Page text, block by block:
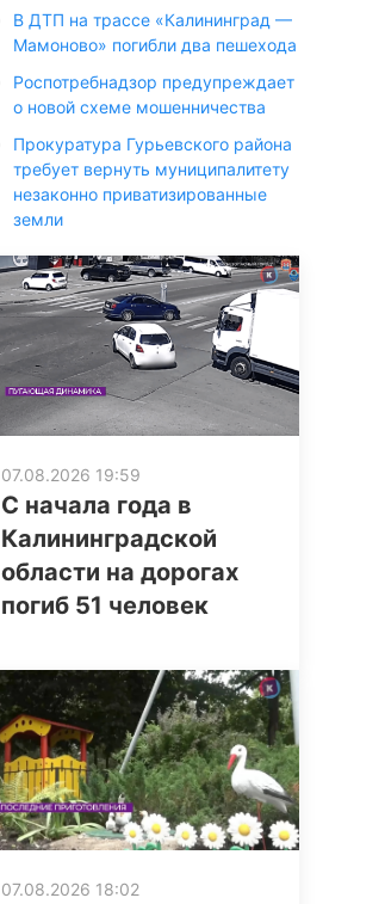
В ДТП на трассе «Калининград —
Мамоново» погибли два пешехода
Роспотребнадзор предупреждает
о новой схеме мошенничества
Прокуратура Гурьевского района
требует вернуть муниципалитету
незаконно приватизированные
земли
07.08.2026 19:59
С начала года в
Калининградской
области на дорогах
погиб 51 человек
07.08.2026 18:02